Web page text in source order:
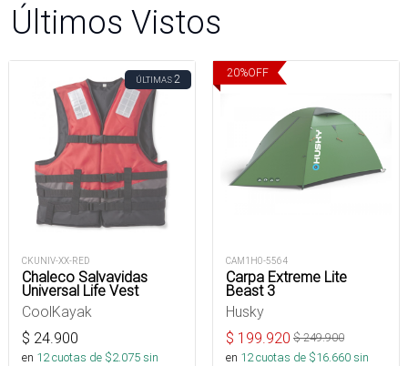
Últimos Vistos
ÚLTIMAS2
CKUNIV-XX-RED
Chaleco Salvavidas
Universal Life Vest
CoolKayak
$ 24.900
en 12cuotas de $2.075sin
20%OFF
CAM1H0-5564
Carpa Extreme Lite
Beast 3
Husky
$ 199.920 $249.900
en 12cuotas de $16.660sin